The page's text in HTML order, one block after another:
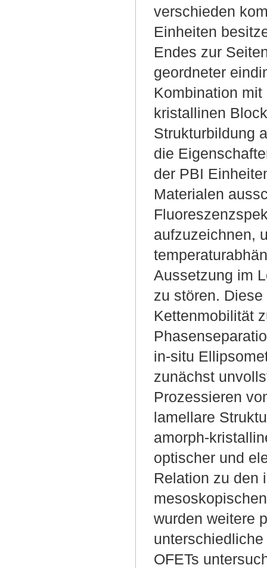
verschieden
Einheiten
Endes zur
geordneter
Kombination
kristallinen
Strukturbildung
die
der PBI
Materialen
aufzuzeichnen,
Aussetzung im
zu stören.
Kettenmobilität
in-situ
zunächst
Prozessieren
lamellare
amorph-
optischer und
Relation zu den
wurden weitere
OFETs